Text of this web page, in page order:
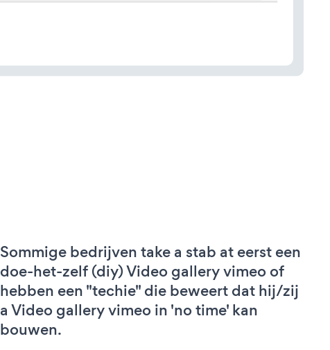
Sommige bedrijven take a stab at eerst een
doe-het-zelf (diy) Video gallery vimeo of
hebben een "techie" die beweert dat hij/zij
a Video gallery vimeo in 'no time' kan
bouwen.